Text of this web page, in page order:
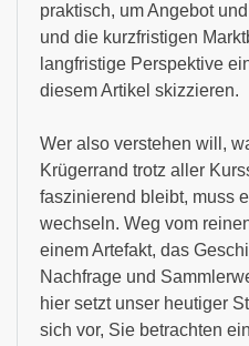
praktisch, um Angebot
und die kurzfristigen
langfristige Perspektive
diesem Artikel skizzieren.
Wer also verstehen will,
Krügerrand trotz aller
faszinierend bleibt, muss
wechseln. Weg vom
einem Artefakt, das
Nachfrage und
hier setzt unser heutiger
sich vor, Sie betrachten